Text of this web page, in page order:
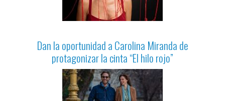
Dan la oportunidad a Carolina Miranda de
protagonizar la cinta “El hilo rojo”